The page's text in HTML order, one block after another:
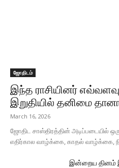
ஜோதிடம்
இந்த ராசியினர்
இறுதியில் தனிமை
March 16, 2026
ஜோதிட சாஸ்திரத்தின் அடிப்படையில்
எதிர்கால வாழ்க்கை, காதல் வாழ்க்கை,
இன்றைய தினம்